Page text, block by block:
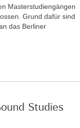
Masterstudiengängen
Grund dafür sind
das Berliner
Studies